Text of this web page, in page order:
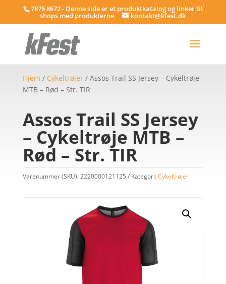
7876 8672 - Denne side er et produktkatalog og linker til
shops med produkterne kontakt@kfest.dk
Hjem / Cykeltrøjer/ Assos Trail SS Jersey – Cykeltrøje
MTB – Rød – Str. TIR
Assos Trail SS Jersey
– Cykeltrøje MTB –
Rød – Str. TIR
Varenummer (SKU):2220000121125 Kategori:Cykeltrøjer